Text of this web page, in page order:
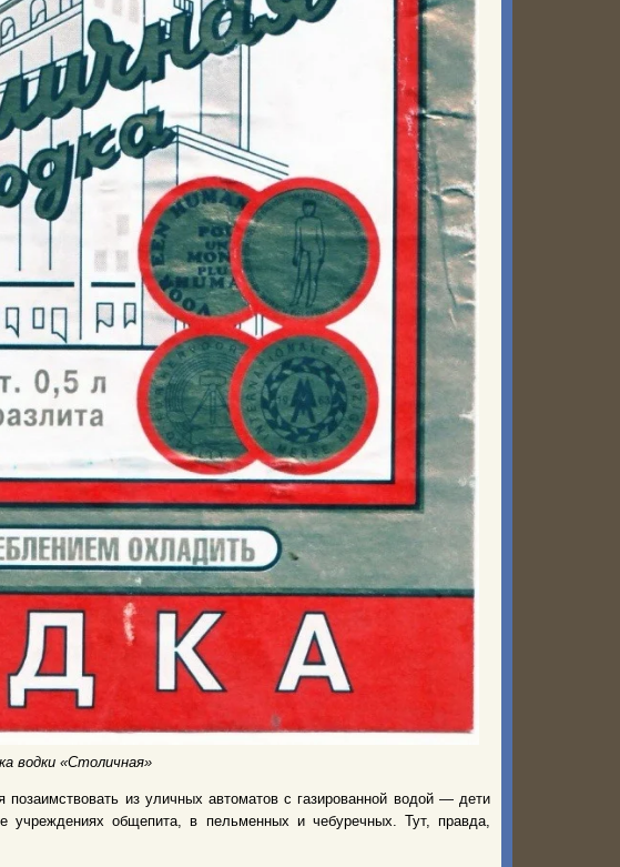
водки «Столичная»
из уличных автоматов с газированной водой — дети
общепита, в пельменных и чебуречных. Тут, правда,